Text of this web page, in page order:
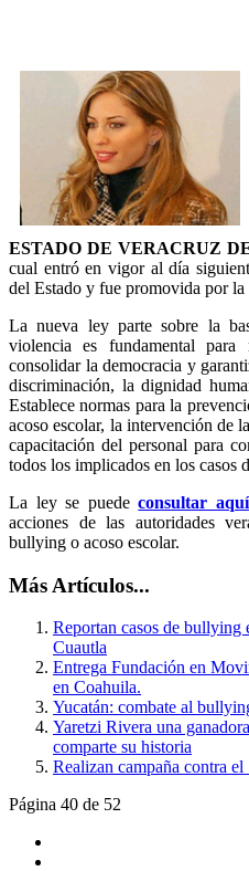
ESTADO DE VERACRUZ
cual entró en vigor al día
del Estado y fue promovida por la
La nueva ley parte sobre la
violencia es fundamental para
consolidar la democracia y
discriminación, la dignidad
Establece normas para la
acoso escolar, la intervención de
capacitación del personal para
todos los implicados en los casos
La ley se puedeconsultar aquí
acciones de las autoridades
bullying o acoso escolar.
Más Artículos...
Reportan casos de bullying
Cuautla
Entrega Fundación en
en Coahuila.
Yucatán: combate al
Yaretzi Rivera una
comparte su historia
Realizan campaña contra
Página 40 de 52